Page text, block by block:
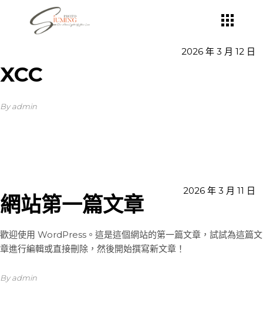
content
2026 年 3 月 12 日
XCC
By admin
2026 年 3 月 11 日
網站第一篇文章
歡迎使用 WordPress。這是這個網站的第一篇文章，試試為這篇文
章進行編輯或直接刪除，然後開始撰寫新文章！
By admin